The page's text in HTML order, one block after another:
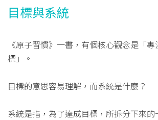
目標與系統
《原子習慣》一書，有個核心觀念是「
標」。
目標的意思容易理解，而系統是什麼？
系統是指，為了達成目標，所拆分下來